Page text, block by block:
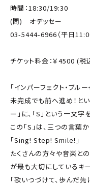
時間：18:30/19:30
(問) オデッセー
03-5444-6966（平日
チケット料金：￥4500 (税
「インパーフェクト・ブルー
未完成でも前へ進め！と
ー」に、「S」という一文字
この「S」は、三つの言葉
「Sing! Step! Smile!」
たくさんの方々や音楽と
が最も大切にしているキー
「歌いつづけて、歩んだ先